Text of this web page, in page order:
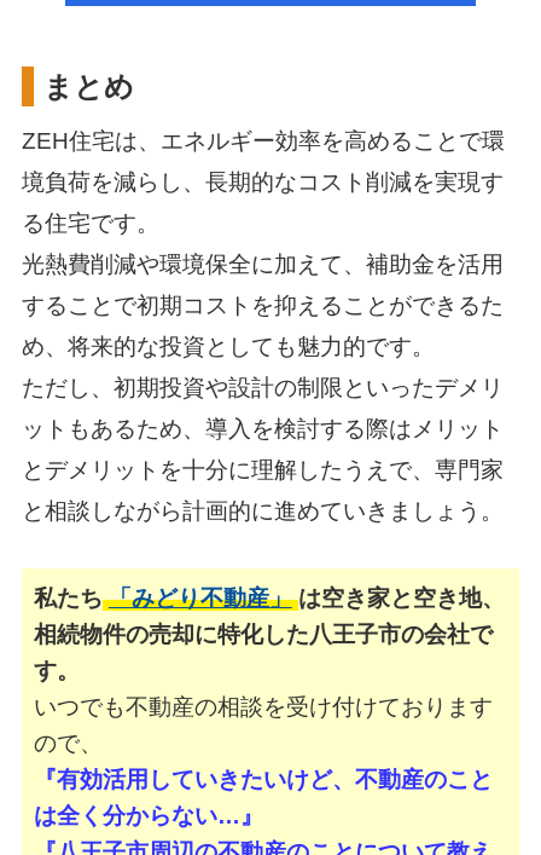
まとめ
ZEH住宅は、エネルギー効率を高めることで環
境負荷を減らし、長期的なコスト削減を実現す
る住宅です。
光熱費削減や環境保全に加えて、補助金を活用
することで初期コストを抑えることができるた
め、 将来的な投資としても魅力的です。
ただし、初期投資や設計の制限といったデメリ
ットもあるため、導入を検討する際はメリット
とデメリットを十分に理解したうえで、専門家
と相談しながら計画的に進めていきましょう。
私たち 「みどり不動産」 は空き家と空き地、
相続物件の売却に特化した八王子市の会社で
す。
いつでも不動産の相談を受け付けております
ので、
『有効活用していきたいけど、不動産のこと
は全く分からない…』